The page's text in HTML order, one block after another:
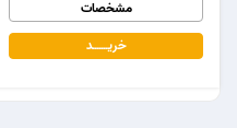
مشخصات
خریـــــــد